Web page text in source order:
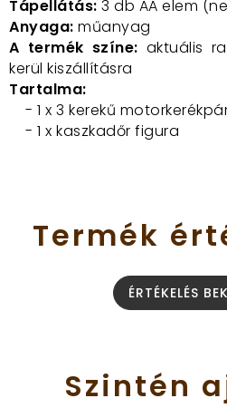
Tápellátás: 3 db AA elem
Anyaga: műanyag
A termék színe: aktuális
kerül kiszállításra
Tartalma:
- 1 x 3 kerekű
- 1 x kaszkadőr figura
Termék
ÉRTÉKELÉS
Szintén